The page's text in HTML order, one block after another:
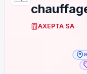
AXEPTA SA